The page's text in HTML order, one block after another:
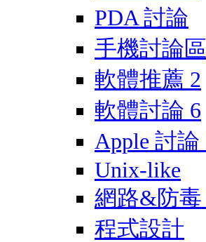
PDA 討論
手機討論區
軟體推薦 2
軟體討論 6
Apple 討論
Unix-like
網路&防毒
程式設計